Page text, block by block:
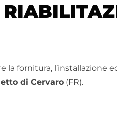
la fornitura, l’installazione
di Cervaro (FR).